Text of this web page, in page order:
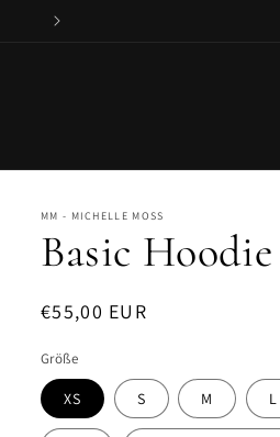
MM - MICHELLE MOSS
Basic Hoodie
Normaler
€55,00 EUR
Größe
XS S M L